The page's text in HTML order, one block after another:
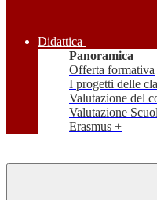
Didattica
Panoramica
Offerta formativa
I progetti delle
Valutazione del
Valutazione
Erasmus +